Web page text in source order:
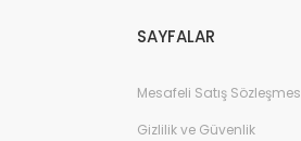
SAYFALAR
Mesafeli Satış
Gizlilik ve Güvenlik